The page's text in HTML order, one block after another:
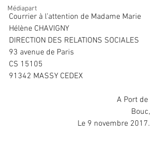
Médiapart
Courrier à l’attention de Madame Marie
Hélène CHAVIGNY
DIRECTION DES RELATIONS SOCIALES
93 avenue de Paris
CS 15105
91342 MASSY CEDEX
A Port de
Bouc,
Le 9 novembre 2017.